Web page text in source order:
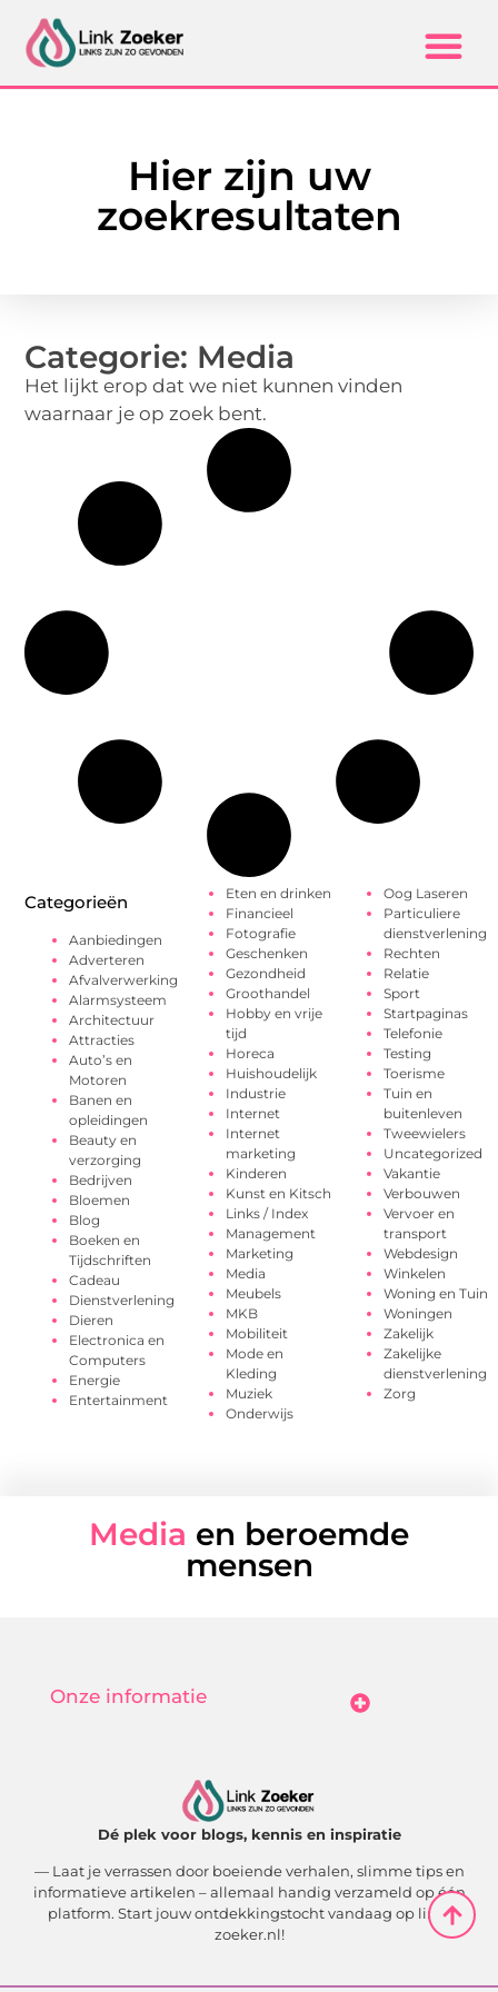
Hier zijn uw
zoekresultaten
Categorie: Media
Het lijkt erop dat we niet kunnen vinden
waarnaar je op zoek bent.
Categorieën
Aanbiedingen
Adverteren
Afvalverwerking
Alarmsysteem
Architectuur
Attracties
Auto’s en
Motoren
Banen en
opleidingen
Beauty en
verzorging
Bedrijven
Bloemen
Blog
Boeken en
Tijdschriften
Cadeau
Dienstverlening
Dieren
Electronica en
Computers
Energie
Entertainment
Eten en drinken
Financieel
Fotografie
Geschenken
Gezondheid
Groothandel
Hobby en vrije
tijd
Horeca
Huishoudelijk
Industrie
Internet
Internet
marketing
Kinderen
Kunst en Kitsch
Links / Index
Management
Marketing
Media
Meubels
MKB
Mobiliteit
Mode en
Kleding
Muziek
Onderwijs
Oog Laseren
Particuliere
dienstverlening
Rechten
Relatie
Sport
Startpaginas
Telefonie
Testing
Toerisme
Tuin en
buitenleven
Tweewielers
Uncategorized
Vakantie
Verbouwen
Vervoer en
transport
Webdesign
Winkelen
Woning en Tuin
Woningen
Zakelijk
Zakelijke
dienstverlening
Zorg
Media en beroemde
mensen
Dé plek voor blogs, kennis en inspiratie
— Laat je verrassen door boeiende verhalen, slimme tips en
informatieve artikelen – allemaal handig verzameld op één
platform. Start jouw ontdekkingstocht vandaag op link-
zoeker.nl!
Onze informatie